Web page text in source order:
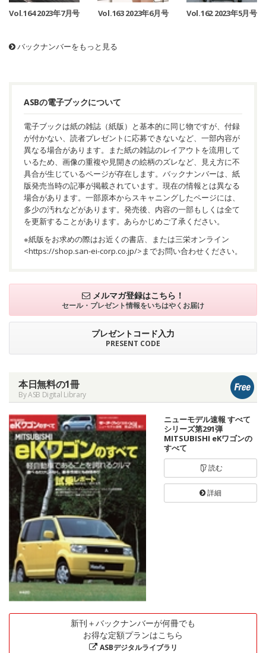
Vol.164 2023年7月号 Vol.163 2023年6月号 Vol.162 2023年5月号
バックナンバーをもっと見る
ASBの電子ブックについて
電子ブックは紙の雑誌（紙版）と基本的に同じ物ですが、付録
が付かない、読者プレゼントに応募できないなど、一部内容が
異なる場合があります。また紙の雑誌のレイアウトを流用して
いるため、画像の重複や見開きの絵柄のズレなど、見え方に不
具合が生じているページが存在します。バックナンバーは、紙
版発売当時の記事が掲載されています。現在の情報とは異なる
場合があります。一部原本からスキャニングしたページには、
多少の汚れなどがあります。発売後、内容の一部もしくは全て
を更新することがあります。あらかじめご了承ください。
※紙版をお求めの際はお近くの書店、または三栄オンライン
<https://shop.san-ei-corp.co.jp/>までお問い合わせください。
メルマガ登録はこちら！
セール・プレゼント情報をいちはやくお届け
プレゼントコード入力
PRESENT CODE
本日無料の1冊
By ASB Digital Library
ニューモデル速報 すべて
シリーズ第291弾
MITSUBISHI eKワゴンの
すべて
読む
詳細
新刊＋バックナンバーが何冊でも
お得な定額プランはこちら
ASBデジタルライブラリ